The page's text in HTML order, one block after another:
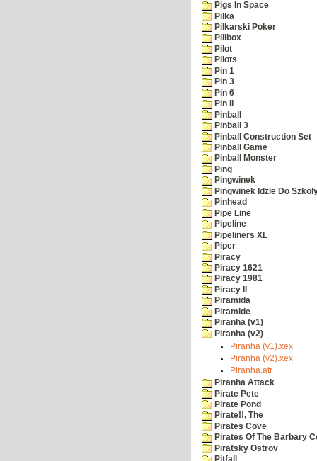
Pigs In Space
Pilka
Pilkarski Poker
Pillbox
Pilot
Pilots
Pin 1
Pin 3
Pin 6
Pin II
Pinball
Pinball 3
Pinball Construction Set
Pinball Game
Pinball Monster
Ping
Pingwinek
Pingwinek Idzie Do
Pinhead
Pipe Line
Pipeline
Pipeliners XL
Piper
Piracy
Piracy 1621
Piracy 1981
Piracy II
Piramida
Piramide
Piranha (v1)
Piranha (v2)
Piranha (v1).xex
Piranha (v2).xex
Piranha.atr
Piranha Attack
Pirate Pete
Pirate Pond
Pirate!!, The
Pirates Cove
Pirates Of The Barbary
Piratsky Ostrov
Pitfall